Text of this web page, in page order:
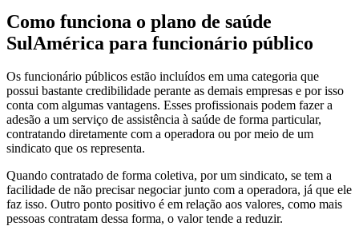
Como funciona o plano de saúde
SulAmérica para funcionário público
Os funcionário públicos estão incluídos em uma categoria que
possui bastante credibilidade perante as demais empresas e por isso
conta com algumas vantagens. Esses profissionais podem fazer a
adesão a um serviço de assistência à saúde de forma particular,
contratando diretamente com a operadora ou por meio de um
sindicato que os representa.
Quando contratado de forma coletiva, por um sindicato, se tem a
facilidade de não precisar negociar junto com a operadora, já que ele
faz isso. Outro ponto positivo é em relação aos valores, como mais
pessoas contratam dessa forma, o valor tende a reduzir.